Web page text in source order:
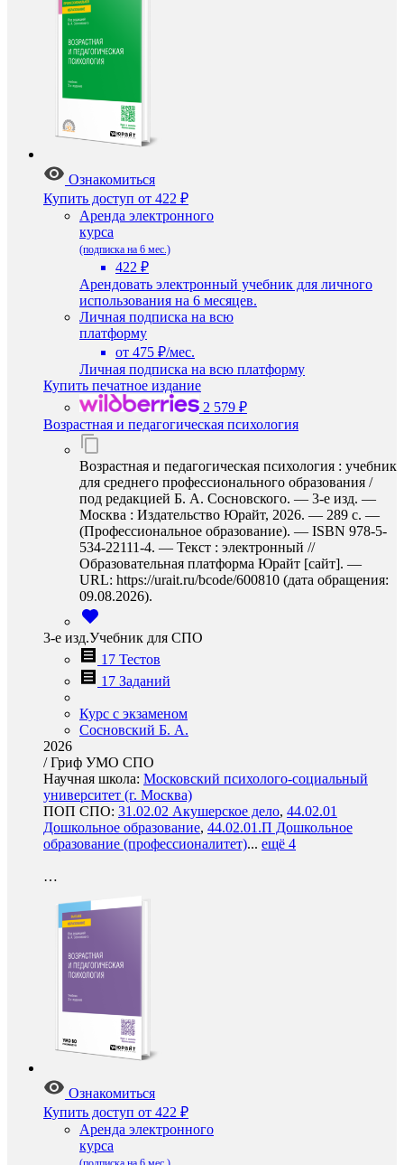
Ознакомиться
Купить доступ от 422 ₽
Аренда электронного
курса
(подписка на 6 мес.)
422 ₽
Арендовать электронный учебник для личного
использования на 6 месяцев.
Личная подписка на всю
платформу
от 475 ₽/мес.
Личная подписка на всю платформу
Купить печатное издание
2 579 ₽
Возрастная и педагогическая психология
Возрастная и педагогическая психология : учебник
для среднего профессионального образования /
под редакцией Б. А. Сосновского. — 3-е изд. —
Москва : Издательство Юрайт, 2026. — 289 с. —
(Профессиональное образование). — ISBN 978-5-
534-22111-4. — Текст : электронный //
Образовательная платформа Юрайт [сайт]. —
URL: https://urait.ru/bcode/600810 (дата обращения:
09.08.2026).
3-е изд.Учебник для СПО
17 Тестов
17 Заданий
Курс с экзаменом
Сосновский Б. А.
2026
/Гриф УМО СПО
Научная школа: Московский психолого-социальный
университет (г. Москва)
ПОП СПО: 31.02.02 Акушерское дело, 44.02.01
Дошкольное образование, 44.02.01.П Дошкольное
образование (профессионалитет)... ещё 4
…
Ознакомиться
Купить доступ от 422 ₽
Аренда электронного
курса